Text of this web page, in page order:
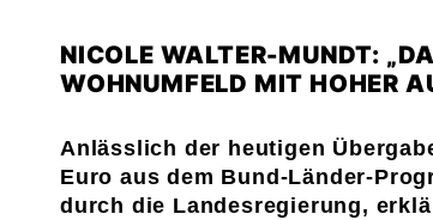
NICOLE WALTER-MUNDT:
WOHNUMFELD MIT HOHER
Anlässlich der heutigen
Euro aus dem Bund-Länder-
durch die Landesregierung,